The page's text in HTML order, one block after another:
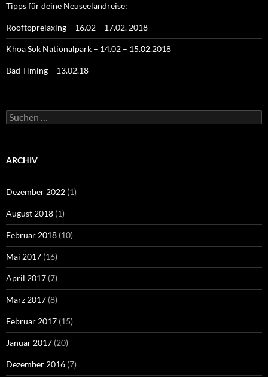
Tipps für deine Neuseelandreise:
Rooftoprelaxing – 16.02 – 17.02. 2018
Khoa Sok Nationalpark – 14.02 – 15.02.2018
Bad Timing – 13.02.18
Suchen
nach:
ARCHIV
Dezember 2022 (1)
August 2018 (1)
Februar 2018 (10)
Mai 2017 (16)
April 2017 (7)
März 2017 (8)
Februar 2017 (15)
Januar 2017 (20)
Dezember 2016 (7)